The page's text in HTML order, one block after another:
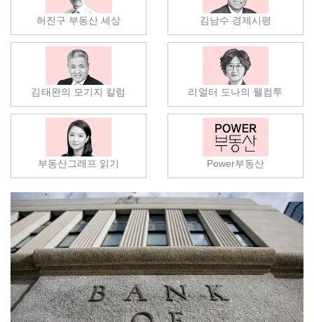
허진구 부동산 세상 김남수 경제시평
김태완의 모기지 칼럼 리얼터 도나의 웰컴투
부동산그래프 읽기 Power부동산